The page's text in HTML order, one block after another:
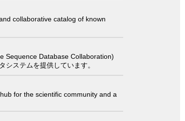
collaborative catalog of known
Sequence Database Collaboration)
ステムを提供しています。
for the scientific community and a